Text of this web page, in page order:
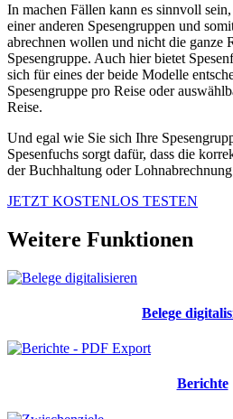
In machen Fällen kann es sinnvoll
einer anderen Spesengruppen und
abrechnen wollen und nicht die ganze
Spesengruppe. Auch hier bietet
sich für eines der beide Modelle
Spesengruppe pro Reise oder
Reise.
Und egal wie Sie sich Ihre
Spesenfuchs sorgt dafür, dass die
der Buchhaltung oder
JETZT KOSTENLOS TESTEN
Weitere Funktionen
Belege
Berichte